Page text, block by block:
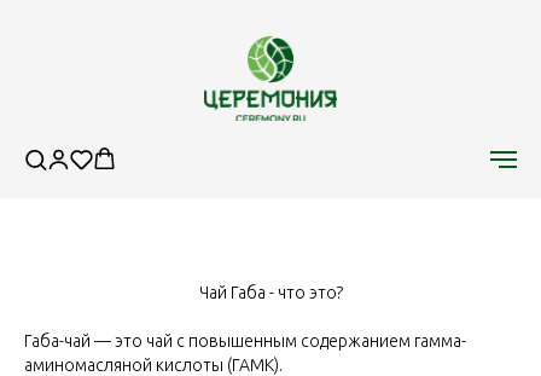
Чай Габа - что это?
Габа-чай — это чай с повышенным содержанием гамма-
аминомасляной кислоты (ГАМК).